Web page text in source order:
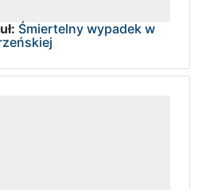
Śmiertelny wypadek w